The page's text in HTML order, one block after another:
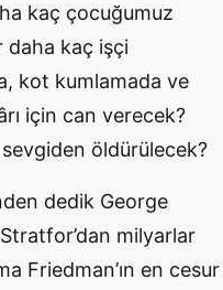
kaç çocuğumuz
daha kaç işçi
kot kumlamada ve
için can verecek?
öldürülecek?
dedik George
milyarlar
Friedman’ın en cesur